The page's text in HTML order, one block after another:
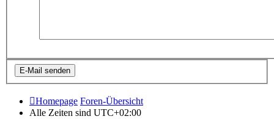
Homepage Foren-Übersicht
Alle Zeiten sind UTC+02:00